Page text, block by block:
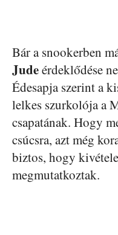
Bár a snookerben
Judeérdeklődése
Édesapja szerint a
lelkes szurkolója a
csapatának. Hogy
csúcsra, azt még
biztos, hogy
megmutatkoztak.